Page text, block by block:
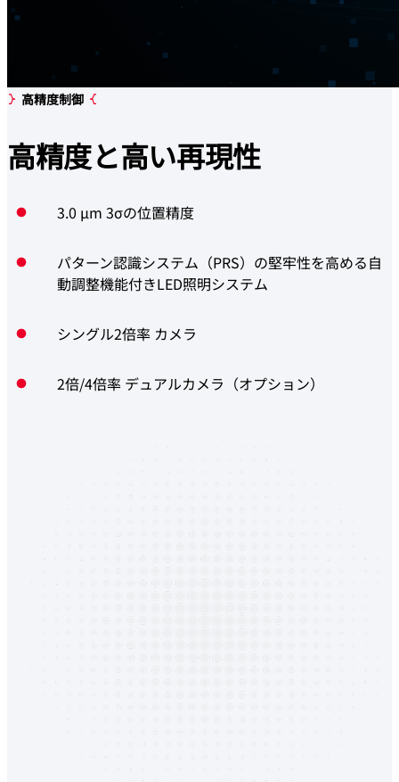
高精度制御
高精度と高い再現性
3.0 µm 3σの位置精度
パターン認識システム（PRS）の堅牢性を高める自
動調整機能付きLED照明システム
シングル2倍率 カメラ
2倍/4倍率 デュアルカメラ（オプション）